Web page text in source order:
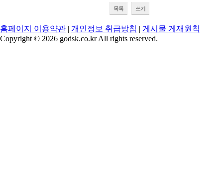
목록 쓰기
홈페이지 이용약관 | 개인정보 취급방침 | 게시물 게재원칙
Copyright © 2026 godsk.co.kr All rights reserved.